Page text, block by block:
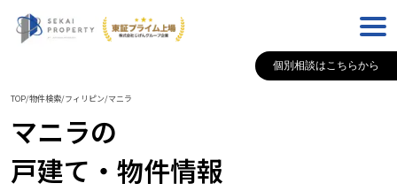
個別相談はこちらから
TOP/物件検索/フィリピン/マニラ
マニラの
戸建て・物件情報